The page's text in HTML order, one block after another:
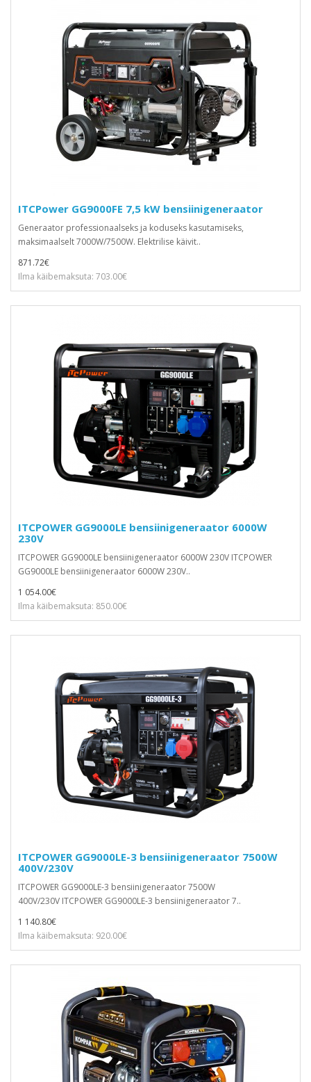
ITCPower GG9000FE 7,5 kW bensiinigeneraator
Generaator professionaalseks ja koduseks kasutamiseks,
maksimaalselt 7000W/7500W. Elektrilise käivit..
871.72€
Ilma käibemaksuta: 703.00€
ITCPOWER GG9000LE bensiinigeneraator 6000W
230V
ITCPOWER GG9000LE bensiinigeneraator 6000W 230V ITCPOWER
GG9000LE bensiinigeneraator 6000W 230V..
1 054.00€
Ilma käibemaksuta: 850.00€
ITCPOWER GG9000LE-3 bensiinigeneraator 7500W
400V/230V
ITCPOWER GG9000LE-3 bensiinigeneraator 7500W
400V/230V ITCPOWER GG9000LE-3 bensiinigeneraator 7..
1 140.80€
Ilma käibemaksuta: 920.00€